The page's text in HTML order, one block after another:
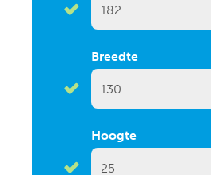
Breedte
Hoogte